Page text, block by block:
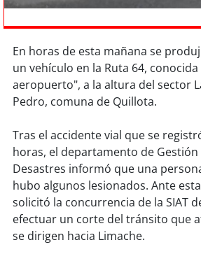
soycalama
soyantofagasta
soycopiapó
soyvalparaíso
soy quillota
soysanantonio
En horas de esta mañana se
un vehículo en la Ruta 64,
aeropuerto", a la altura del sector
Pedro, comuna de Quillota.
Tras el accidente vial que se
horas, el departamento de Gestión
Desastres informó que una
hubo algunos lesionados. Ante
solicitó la concurrencia de la SIAT
efectuar un corte del tránsito que
se dirigen hacia Limache.